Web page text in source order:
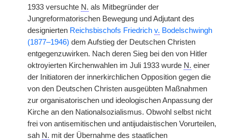
1933 versuchte N. als Mitbegründer der
Jungreformatorischen Bewegung und Adjutant des
designierten Reichsbischofs Friedrich v. Bodelschwingh
(1877–1946) dem Aufstieg der Deutschen Christen
entgegenzuwirken. Nach deren Sieg bei den von Hitler
oktroyierten Kirchenwahlen im Juli 1933 wurde N. einer
der Initiatoren der innerkirchlichen Opposition gegen die
von den Deutschen Christen ausgeübten Maßnahmen
zur organisatorischen und ideologischen Anpassung der
Kirche an den Nationalsozialismus. Obwohl selbst nicht
frei von antisemitischen und antijudaistischen Vorurteilen,
sah N. mit der Übernahme des staatlichen